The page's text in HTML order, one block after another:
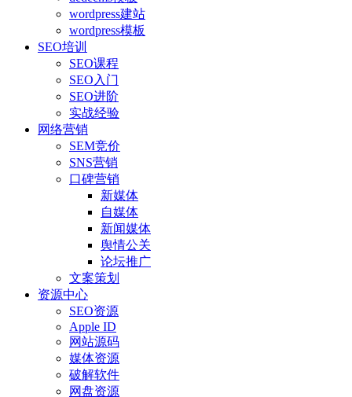
wordpress建站
wordpress模板
SEO培训
SEO课程
SEO入门
SEO进阶
实战经验
网络营销
SEM竞价
SNS营销
口碑营销
新媒体
自媒体
新闻媒体
舆情公关
论坛推广
文案策划
资源中心
SEO资源
Apple ID
网站源码
媒体资源
破解软件
网盘资源